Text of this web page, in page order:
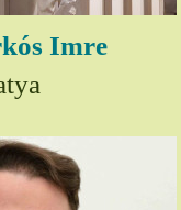
Imre